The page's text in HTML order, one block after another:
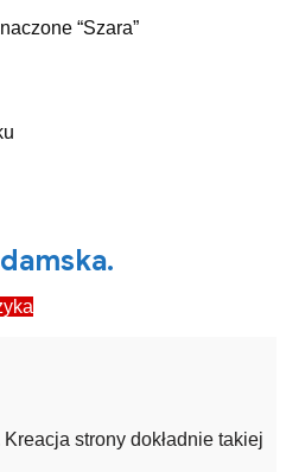
“Szara”
Kreacja strony dokładnie takiej